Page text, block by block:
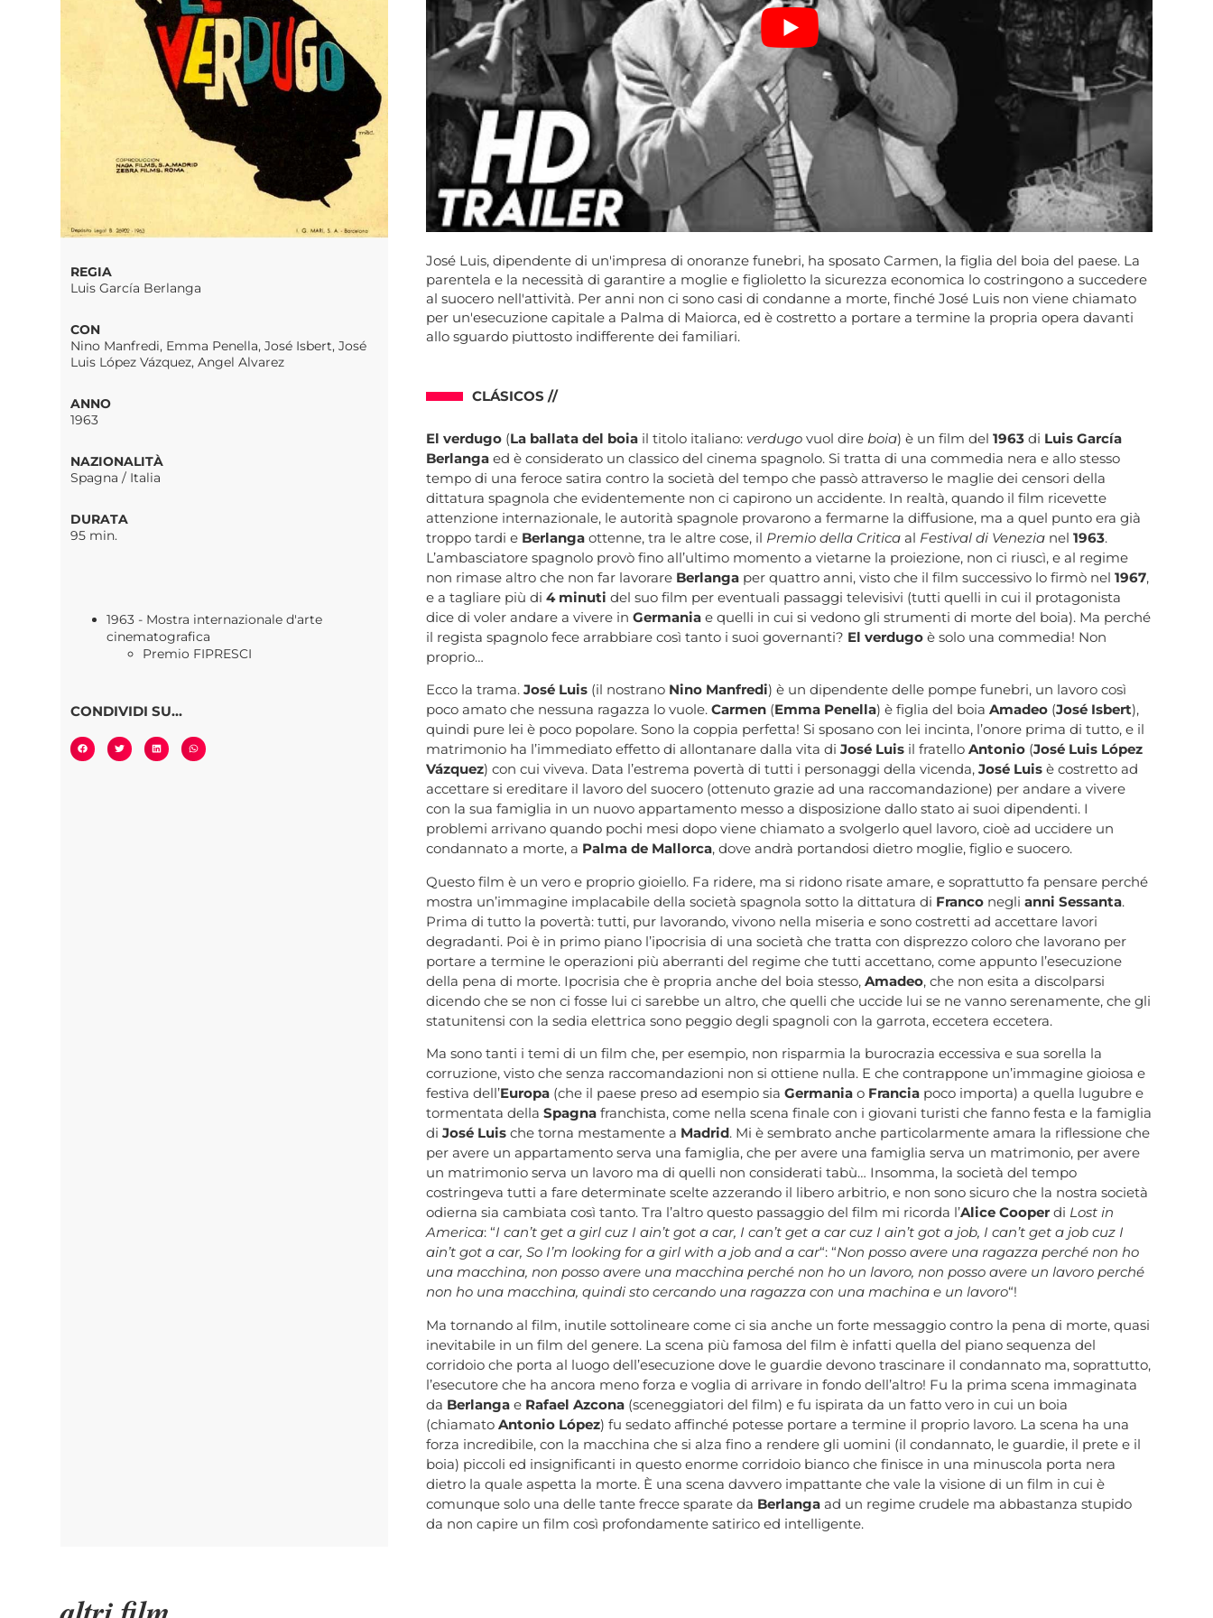
REGIA
Luis García Berlanga
CON
Nino Manfredi, Emma Penella, José Isbert, José
Luis López Vázquez, Angel Alvarez
ANNO
1963
NAZIONALITÀ
Spagna / Italia
DURATA
95 min.
1963 - Mostra internazionale d'arte
cinematografica
Premio FIPRESCI
CONDIVIDI SU...
José Luis, dipendente di un'impresa di onoranze funebri, ha sposato Carmen, la figlia del boia del paese. La
parentela e la necessità di garantire a moglie e figlioletto la sicurezza economica lo costringono a succedere
al suocero nell'attività. Per anni non ci sono casi di condanne a morte, finché José Luis non viene chiamato
per un'esecuzione capitale a Palma di Maiorca, ed è costretto a portare a termine la propria opera davanti
allo sguardo piuttosto indifferente dei familiari.
CLÁSICOS //
El verdugo (La ballata del boia il titolo italiano: verdugo vuol direboia) è un film del1963 di Luis García
Berlanga ed è considerato un classico del cinema spagnolo. Si tratta di una commedia nera e allo stesso
tempo di una feroce satira contro la società del tempo che passò attraverso le maglie dei censori della
dittatura spagnola che evidentemente non ci capirono un accidente. In realtà, quando il film ricevette
attenzione internazionale, le autorità spagnole provarono a fermarne la diffusione, ma a quel punto era già
troppo tardi e Berlanga ottenne, tra le altre cose, il Premio della Critica al Festival di Venezia nel1963.
L’ambasciatore spagnolo provò fino all’ultimo momento a vietarne la proiezione, non ci riuscì, e al regime
non rimase altro che non far lavorare Berlanga per quattro anni, visto che il film successivo lo firmò nel1967,
e a tagliare più di4 minuti del suo film per eventuali passaggi televisivi (tutti quelli in cui il protagonista
dice di voler andare a vivere inGermania e quelli in cui si vedono gli strumenti di morte del boia). Ma perché
il regista spagnolo fece arrabbiare così tanto i suoi governanti? El verdugo è solo una commedia! Non
proprio…
Ecco la trama.José Luis (il nostrano Nino Manfredi) è un dipendente delle pompe funebri, un lavoro così
poco amato che nessuna ragazza lo vuole.Carmen (Emma Penella) è figlia del boiaAmadeo (José Isbert),
quindi pure lei è poco popolare. Sono la coppia perfetta! Si sposano con lei incinta, l’onore prima di tutto, e il
matrimonio ha l’immediato effetto di allontanare dalla vita diJosé Luis il fratelloAntonio (José Luis López
Vázquez) con cui viveva. Data l’estrema povertà di tutti i personaggi della vicenda,José Luis è costretto ad
accettare si ereditare il lavoro del suocero (ottenuto grazie ad una raccomandazione) per andare a vivere
con la sua famiglia in un nuovo appartamento messo a disposizione dallo stato ai suoi dipendenti. I
problemi arrivano quando pochi mesi dopo viene chiamato a svolgerlo quel lavoro, cioè ad uccidere un
condannato a morte, a Palma de Mallorca, dove andrà portandosi dietro moglie, figlio e suocero.
Questo film è un vero e proprio gioiello. Fa ridere, ma si ridono risate amare, e soprattutto fa pensare perché
mostra un’immagine implacabile della società spagnola sotto la dittatura di Franco neglianni Sessanta.
Prima di tutto la povertà: tutti, pur lavorando, vivono nella miseria e sono costretti ad accettare lavori
degradanti. Poi è in primo piano l’ipocrisia di una società che tratta con disprezzo coloro che lavorano per
portare a termine le operazioni più aberranti del regime che tutti accettano, come appunto l’esecuzione
della pena di morte. Ipocrisia che è propria anche del boia stesso,Amadeo, che non esita a discolparsi
dicendo che se non ci fosse lui ci sarebbe un altro, che quelli che uccide lui se ne vanno serenamente, che gli
statunitensi con la sedia elettrica sono peggio degli spagnoli con la garrota, eccetera eccetera.
Ma sono tanti i temi di un film che, per esempio, non risparmia la burocrazia eccessiva e sua sorella la
corruzione, visto che senza raccomandazioni non si ottiene nulla. E che contrappone un’immagine gioiosa e
festiva dell’Europa (che il paese preso ad esempio siaGermania o Francia poco importa) a quella lugubre e
tormentata dellaSpagna franchista, come nella scena finale con i giovani turisti che fanno festa e la famiglia
diJosé Luis che torna mestamente a Madrid. Mi è sembrato anche particolarmente amara la riflessione che
per avere un appartamento serva una famiglia, che per avere una famiglia serva un matrimonio, per avere
un matrimonio serva un lavoro ma di quelli non considerati tabù… Insomma, la società del tempo
costringeva tutti a fare determinate scelte azzerando il libero arbitrio, e non sono sicuro che la nostra società
odierna sia cambiata così tanto. Tra l’altro questo passaggio del film mi ricorda l’Alice Cooper di Lost in
America: “I can’t get a girl cuz I ain’t got a car, I can’t get a car cuz I ain’t got a job, I can’t get a job cuz I
ain’t got a car, So I’m looking for a girl with a job and a car“: “Non posso avere una ragazza perché non ho
una macchina, non posso avere una macchina perché non ho un lavoro, non posso avere un lavoro perché
non ho una macchina, quindi sto cercando una ragazza con una machina e un lavoro“!
Ma tornando al film, inutile sottolineare come ci sia anche un forte messaggio contro la pena di morte, quasi
inevitabile in un film del genere. La scena più famosa del film è infatti quella del piano sequenza del
corridoio che porta al luogo dell’esecuzione dove le guardie devono trascinare il condannato ma, soprattutto,
l’esecutore che ha ancora meno forza e voglia di arrivare in fondo dell’altro! Fu la prima scena immaginata
da Berlanga e Rafael Azcona (sceneggiatori del film) e fu ispirata da un fatto vero in cui un boia
(chiamatoAntonio López) fu sedato affinché potesse portare a termine il proprio lavoro. La scena ha una
forza incredibile, con la macchina che si alza fino a rendere gli uomini (il condannato, le guardie, il prete e il
boia) piccoli ed insignificanti in questo enorme corridoio bianco che finisce in una minuscola porta nera
dietro la quale aspetta la morte. È una scena davvero impattante che vale la visione di un film in cui è
comunque solo una delle tante frecce sparate da Berlanga ad un regime crudele ma abbastanza stupido
da non capire un film così profondamente satirico ed intelligente.